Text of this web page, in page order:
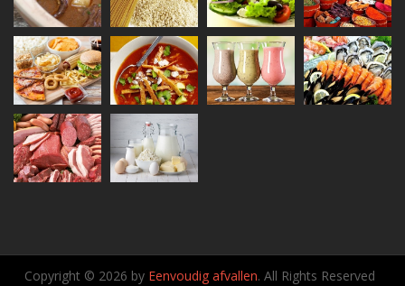
Copyright © 2026 by Eenvoudig afvallen. All Rights Reserved